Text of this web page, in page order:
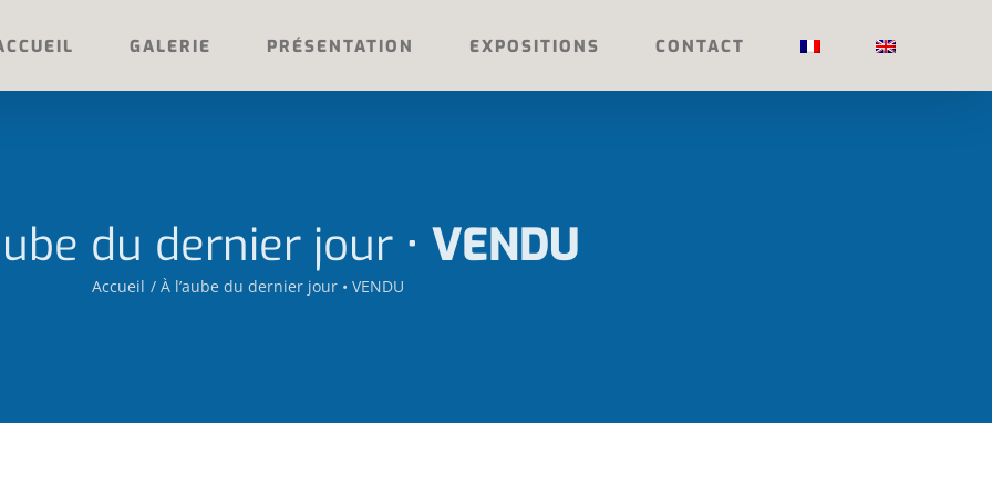
GALERIE PRÉSENTATION EXPOSITIONS CONTACT
du dernier jour • VENDU
Accueil À l’aube du dernier jour • VENDU